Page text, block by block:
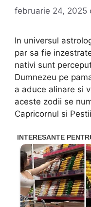
februarie 24, 2025
In universul
par sa fie
nativi sunt
Dumnezeu pe
a aduce alinare si
aceste zodii se
Capricornul si